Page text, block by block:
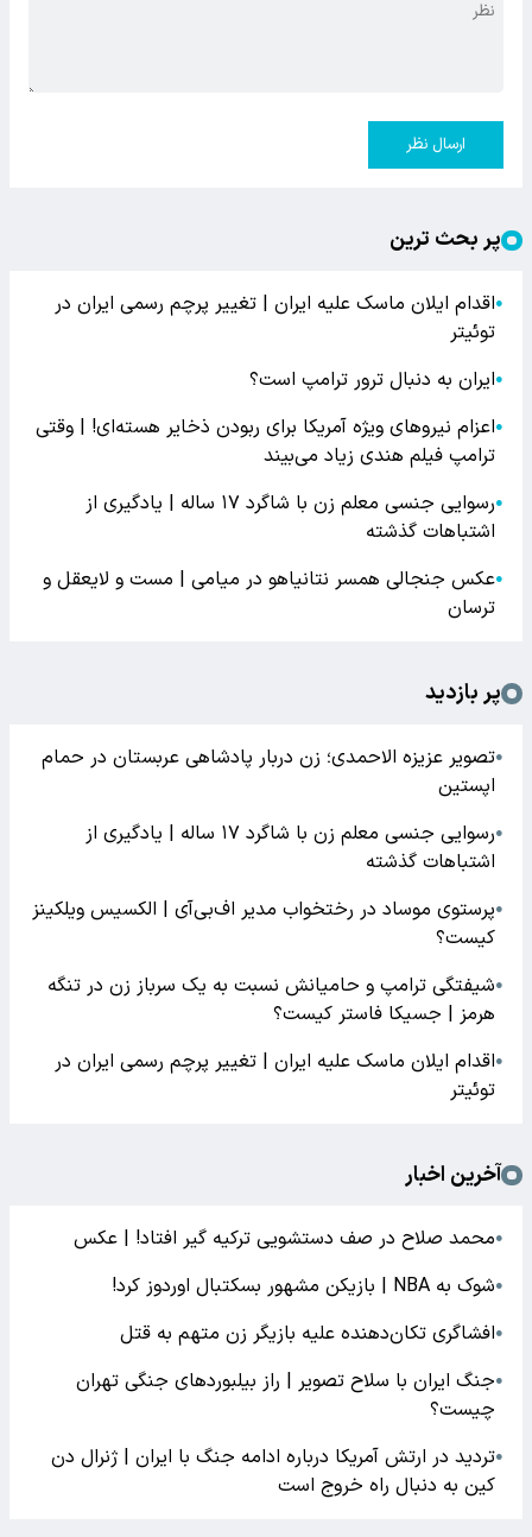
ارسال نظر
پر بحث ترین
●اقدام ایلان ماسک علیه ایران | تغییر پرچم رسمی ایران در
توئیتر
●ایران به دنبال ترور ترامپ است؟
●اعزام نیروهای ویژه آمریکا برای ربودن ذخایر هسته‌ای! | وقتی
ترامپ فیلم هندی زیاد می‌بیند
●
رسوایی جنسی معلم زن با شاگرد ۱۷ ساله | یادگیری از
اشتباهات گذشته
●عکس جنجالی همسر نتانیاهو در میامی | مست و لایعقل و
ترسان
پر بازدید
●تصویر عزیزه الاحمدی؛ زن دربار پادشاهی عربستان در حمام
اپستین
●
رسوایی جنسی معلم زن با شاگرد ۱۷ ساله | یادگیری از
اشتباهات گذشته
●پرستوی موساد در رختخواب مدیر اف‌بی‌آی | الکسیس ویلکینز
کیست؟
●شیفتگی ترامپ و حامیانش نسبت به یک سرباز زن در تنگه
هرمز | جسیکا فاستر کیست؟
●اقدام ایلان ماسک علیه ایران | تغییر پرچم رسمی ایران در
توئیتر
آخرین اخبار
●محمد صلاح در صف دستشویی ترکیه گیر افتاد! | عکس
●شوک به NBA | بازیکن مشهور بسکتبال اوردوز کرد!
●افشاگری‌ تکان‌دهنده علیه بازیگر زن متهم به قتل
●جنگ ایران با سلاح تصویر | راز بیلبوردهای جنگی تهران
چیست؟
●تردید در ارتش آمریکا درباره ادامه جنگ با ایران | ژنرال دن
کین به دنبال راه خروج است